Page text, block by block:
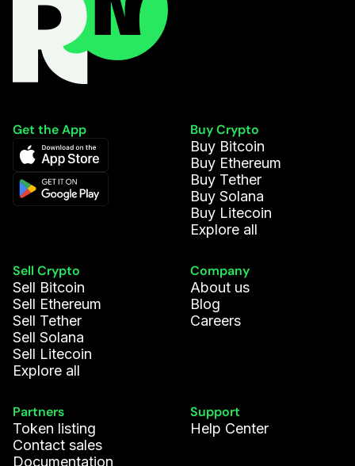
Get the App
Buy Crypto
Buy Bitcoin
Buy Ethereum
Buy Tether
Buy Solana
Buy Litecoin
Explore all
Sell Crypto
Sell Bitcoin
Sell Ethereum
Sell Tether
Sell Solana
Sell Litecoin
Explore all
Company
About us
Blog
Careers
Partners
Token listing
Contact sales
Documentation
Support
Help Center